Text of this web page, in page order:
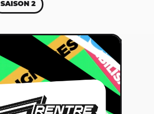
SAISON 2